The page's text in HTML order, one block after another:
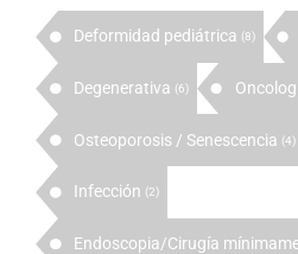
Deformidad pediátrica (8)
Degenerativa (6)
Osteoporosis / Senescencia (4)
Infección (2)
Endoscopia/Cirugía